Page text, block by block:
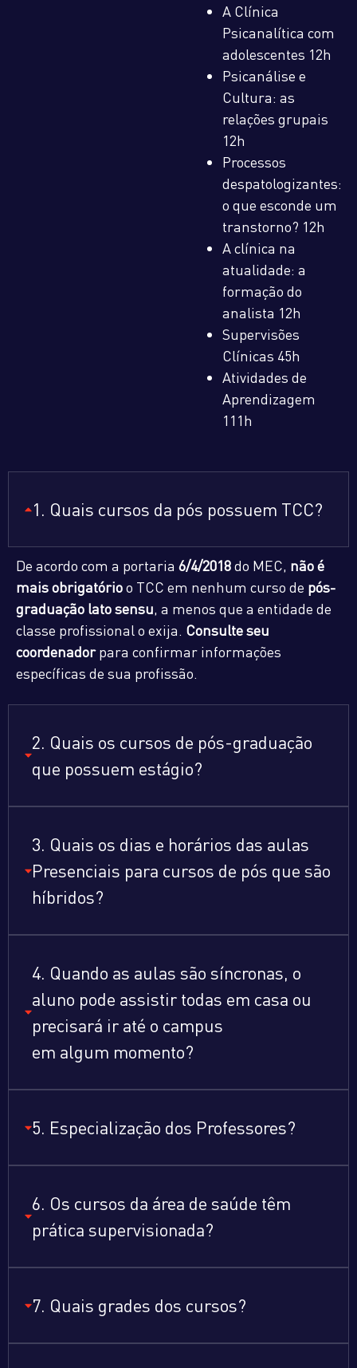
A Clínica
Psicanalítica com
adolescentes 12h
Psicanálise e
Cultura: as
relações grupais
12h
Processos
despatologizantes:
o que esconde um
transtorno? 12h
A clínica na
atualidade: a
formação do
analista 12h
Supervisões
Clínicas 45h
Atividades de
Aprendizagem
111h
1. Quais cursos da pós possuem TCC?
De acordo com a portaria 6/4/2018do MEC, não é
mais obrigatórioo TCC em nenhum curso de pós-
graduação lato sensu, a menos que a entidade de
classe profissional o exija. Consulte seu
coordenadorpara confirmar informações
específicas de sua profissão.
2. Quais os cursos de pós-graduação
que possuem estágio?
3. Quais os dias e horários das aulas
Presenciais para cursos de pós que são
híbridos?
4. Quando as aulas são síncronas, o
aluno pode assistir todas em casa ou
precisará ir até o campus
em algum momento?
5. Especialização dos Professores?
6. Os cursos da área de saúde têm
prática supervisionada?
7. Quais grades dos cursos?